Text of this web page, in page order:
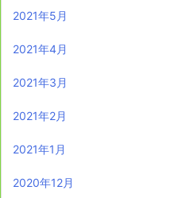
2021年5月
2021年4月
2021年3月
2021年2月
2021年1月
2020年12月